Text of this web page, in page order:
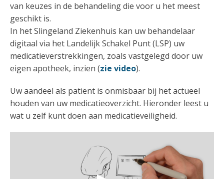
van keuzes in de behandeling die voor u het meest
geschikt is.
In het Slingeland Ziekenhuis kan uw behandelaar
digitaal via het Landelijk Schakel Punt (LSP) uw
medicatieverstrekkingen, zoals vastgelegd door uw
eigen apotheek, inzien (zie video).
Uw aandeel als patiënt is onmisbaar bij het actueel
houden van uw medicatieoverzicht. Hieronder leest u
wat u zelf kunt doen aan medicatieveiligheid.